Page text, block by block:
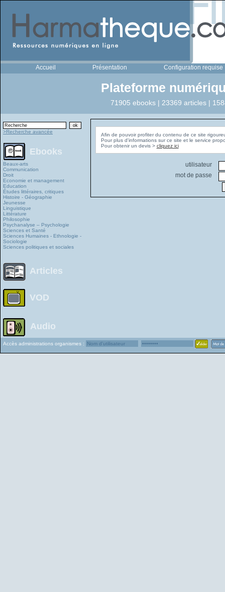
Accueil Présentation Configuration requise
Plateforme
71905 ebooks | 23369 articles |
>Recherche avancée
Ebooks
Beaux-arts
Communication
Droit
Economie et management
Education
Études littéraires, critiques
Histoire - Géographie
Jeunesse
Linguistique
Littérature
Philosophie
Psychanalyse – Psychologie
Sciences et Santé
Sciences Humaines - Ethnologie -
Sociologie
Sciences politiques et sociales
Articles
VOD
Audio
Afin de pouvoir profiter du contenu de ce site
Pour plus d'informations sur ce site et le service
Pour obtenir un devis > cliquez ici
utilisateur
mot de passe
Accès administrations organismes :